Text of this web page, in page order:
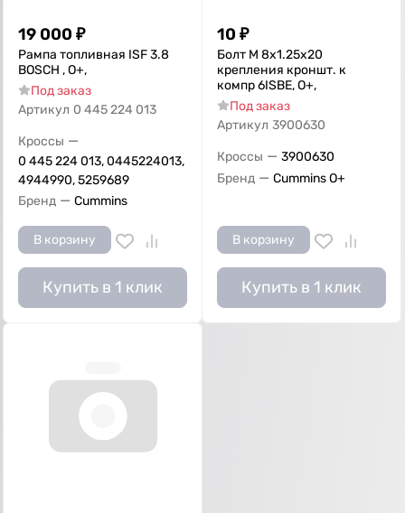
19 000 ₽
Рампа топливная ISF 3.8
BOSCH , O+,
Под заказ
Артикул 0 445 224 013
Кроссы —
0 445 224 013, 0445224013,
4944990, 5259689
Бренд — Cummins
В корзину
Купить в 1 клик
10 ₽
Болт M 8х1.25х20
крепления кроншт. к
компр 6ISBE, О+,
Под заказ
Артикул 3900630
Кроссы — 3900630
Бренд — Cummins O+
В корзину
Купить в 1 клик